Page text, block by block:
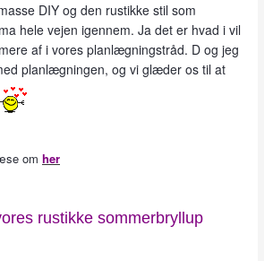
DIY og den rustikke stil som
hele vejen igennem. Ja det er hvad i vil
af i vores planlægningstråd. D og jeg
planlægningen, og vi glæder os til at
om her
rustikke sommerbryllup